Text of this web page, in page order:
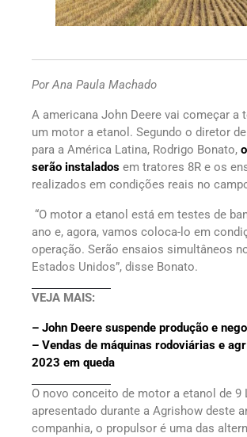
Por Ana Paula Machado
A americana John Deere vai começar a
um motor a etanol. Segundo o diretor
para a América Latina, Rodrigo Bonato,
serão instalados em tratores 8R e os
realizados em condições reais no
“O motor a etanol está em testes de
ano e, agora, vamos coloca-lo em
operação. Serão ensaios simultâneos
Estados Unidos”, disse Bonato.
VEJA MAIS:
– John Deere suspende produção e
– Vendas de máquinas rodoviárias e
2023 em queda
O novo conceito de motor a etanol de 9
apresentado durante a Agrishow deste
companhia, o propulsor é uma das